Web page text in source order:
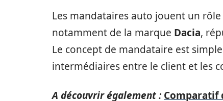
Les mandataires auto jouent un
notamment de la marque Dacia,
Le concept de mandataire est
intermédiaires entre le client et les
A découvrir également : Comparatif